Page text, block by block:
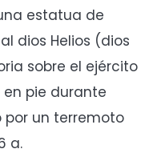
estatua de
dios Helios (dios
sobre el ejército
en pie durante
un terremoto
a.